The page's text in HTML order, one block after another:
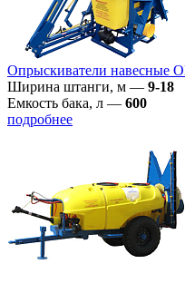
Опрыскиватели навесные
Ширина штанги, м — 9-18
Емкость бака, л — 600
подробнее